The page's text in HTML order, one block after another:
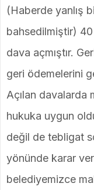
(Haberde yanlış
bahsedilmiştir)
dava açmıştır.
geri ödemelerini
Açılan davalarda
hukuka uygun
değil de tebligat
yönünde karar
belediyemizce